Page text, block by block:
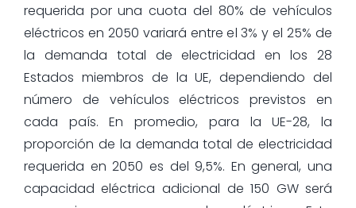
requerida por una cuota del 80% de vehículos
eléctricos en 2050 variará entre el 3% y el 25% de
la demanda total de electricidad en los 28
Estados miembros de la UE, dependiendo del
número de vehículos eléctricos previstos en
cada país. En promedio, para la UE-28, la
proporción de la demanda total de electricidad
requerida en 2050 es del 9,5%. En general, una
capacidad eléctrica adicional de 150 GW será